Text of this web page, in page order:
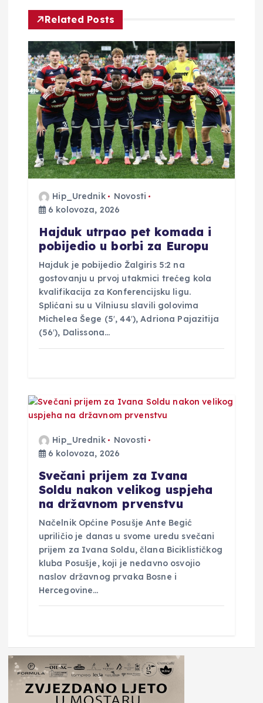
a
o
b
Related Posts
Hip_Urednik
Novosti
6 kolovoza, 2026
Hajduk utrpao pet komada i
pobijedio u borbi za Europu
Hajduk je pobijedio Žalgiris 5:2 na
gostovanju u prvoj utakmici trećeg kola
kvalifikacija za Konferencijsku ligu.
Splićani su u Vilniusu slavili golovima
Michelea Šege (5′, 44′), Adriona Pajazitija
(56′), Dalissona…
Hip_Urednik
Novosti
6 kolovoza, 2026
Svečani prijem za Ivana
Soldu nakon velikog uspjeha
na državnom prvenstvu
Načelnik Općine Posušje Ante Begić
upriličio je danas u svome uredu svečani
prijem za Ivana Soldu, člana Biciklističkog
kluba Posušje, koji je nedavno osvojio
naslov državnog prvaka Bosne i
Hercegovine…